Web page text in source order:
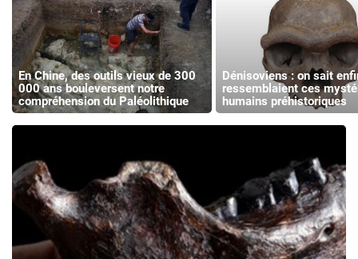
En Chine, des outils vieux de 300
000 ans bouleversent notre
compréhension du Paléolithique
Dénisoviens : on sait
ressemblaient ces
humains préhistoriques